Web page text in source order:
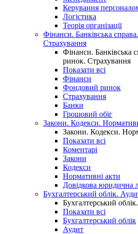
Керування
Логістика
Теорія організації
Фінанси. Банківська
Страхування
Фінанси. Банківська
ринок. Страхування
Показати всі
Фінанси
Фондовий ринок
Страхування
Банки
Грошовий обіг
Закони. Кодекси.
Закони. Кодекси.
Показати всі
Коментарі
Закони
Кодекси
Нормативні акти
Довідкова юридична
Бухгалтерський облік.
Бухгалтерський
Показати всі
Бухгалтерський облік
Аудит